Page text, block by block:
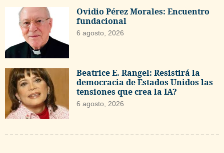
Ovidio Pérez Morales: Encuentro
fundacional
6 agosto, 2026
Beatrice E. Rangel: Resistirá la
democracia de Estados Unidos las
tensiones que crea la IA?
6 agosto, 2026